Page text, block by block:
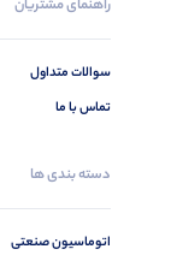
راهنمای مشتریان
سوالات متداول
تماس با ما
دسته بندی ها
اتوماسیون صنعتی